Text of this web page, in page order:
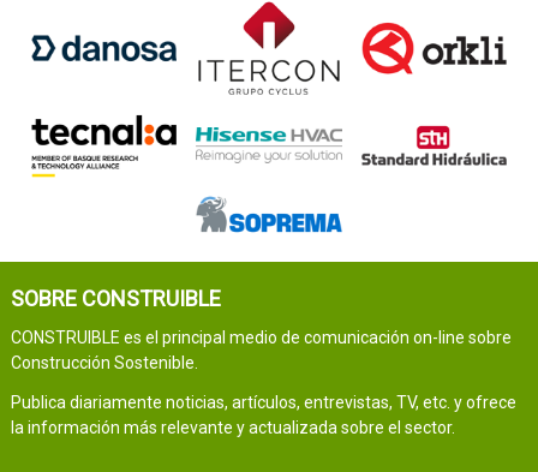
SOBRE CONSTRUIBLE
CONSTRUIBLE es el principal medio de comunicación on-line sobre
Construcción Sostenible.
Publica diariamente noticias, artículos, entrevistas, TV, etc. y ofrece
la información más relevante y actualizada sobre el sector.